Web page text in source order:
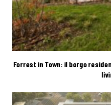
Forrest in Town: il borgo